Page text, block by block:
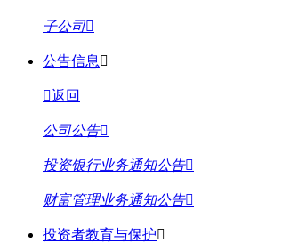
子公司
公告信息
返回
公司公告
投资银行业务通知公告
财富管理业务通知公告
投资者教育与保护